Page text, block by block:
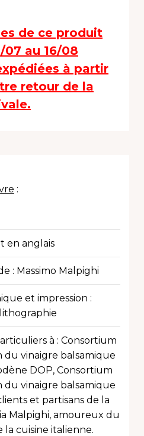
de ce produit
07 au 16/08
à partir
retour de la
:
en anglais
: Massimo Malpighi
et impression :
à : Consortium
vinaigre balsamique
DOP, Consortium
vinaigre balsamique
et partisans de la
Malpighi, amoureux du
la cuisine italienne.